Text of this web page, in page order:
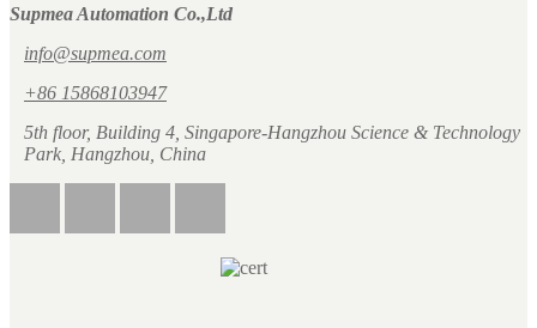
Supmea Automation Co.,Ltd
info@supmea.com
+86 15868103947
5th floor, Building 4, Singapore-Hangzhou Science & Technology
Park, Hangzhou, China